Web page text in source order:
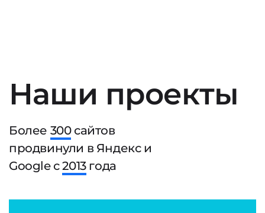
Наши проекты
Более 300сайтов
продвинули в Яндекс и
Google с2013года